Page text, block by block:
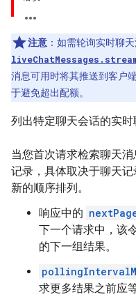
注意 ：如需轮询实时聊
消息可用时将其推送到客户
于避免超出配额。
列出特定聊天会话的实时
当您首次请求检索聊天
记录，具体取决于聊天
新的顺序排列。
响应中的
下一个请求中，该
的下一组结果。
求更多结果之前应